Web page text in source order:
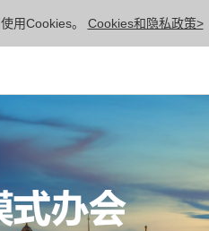
用Cookies。 Cookies和隐私政策>